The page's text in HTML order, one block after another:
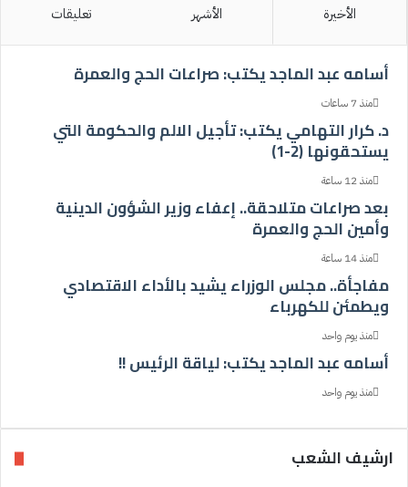
الأخيرة الأشهر تعليقات
أسامه عبد الماجد يكتب: صراعات الحج والعمرة
منذ 7 ساعات
د. كرار التهامي يكتب: تأجيل الالم والحكومة التي
يستحقونها (2-1)
منذ 12 ساعة
بعد صراعات متلاحقة.. إعفاء وزير الشؤون الدينية
وأمين الحج والعمرة
منذ 14 ساعة
مفاجأة.. مجلس الوزراء يشيد بالأداء الاقتصادي
ويطمئن للكهرباء
منذ يوم واحد
أسامه عبد الماجد يكتب: لياقة الرئيس !!
منذ يوم واحد
ارشيف الشعب